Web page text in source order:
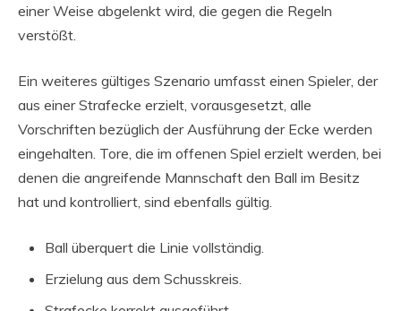
einer Weise abgelenkt wird, die gegen die Regeln
verstößt.
Ein weiteres gültiges Szenario umfasst einen Spieler, der
aus einer Strafecke erzielt, vorausgesetzt, alle
Vorschriften bezüglich der Ausführung der Ecke werden
eingehalten. Tore, die im offenen Spiel erzielt werden, bei
denen die angreifende Mannschaft den Ball im Besitz
hat und kontrolliert, sind ebenfalls gültig.
Ball überquert die Linie vollständig.
Erzielung aus dem Schusskreis.